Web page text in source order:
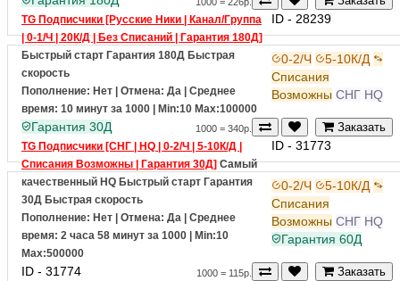
1000 = 226р.
Гарантия 180Д
TG Подписчики [Русские Ники | Канал/Группа
| 0-1/Ч | 20К/Д | Без Списаний | Гарантия 180Д]
Быстрый старт
скорость
Пополнение: Нет | Отмена: Да | Среднее
время: 10 минут за 1000
| Min:10 Max:100000
ID - 28239
1000 = 340р.
0-2/Ч
5-10К/Д
Списания
Гарантия 30Д
TG Подписчики [СНГ | HQ | 0-2/Ч | 5-10К/Д |
Списания Возможны | Гарантия 30Д] Самый
качественный HQ Быстрый старт
30Д Быстрая скорость
Пополнение: Нет | Отмена: Да | Среднее
время: 2 часа 58 минут за 1000
Max:500000
ID - 31773
0-2/Ч
5-10К/Д
Списания
Возможны СНГ